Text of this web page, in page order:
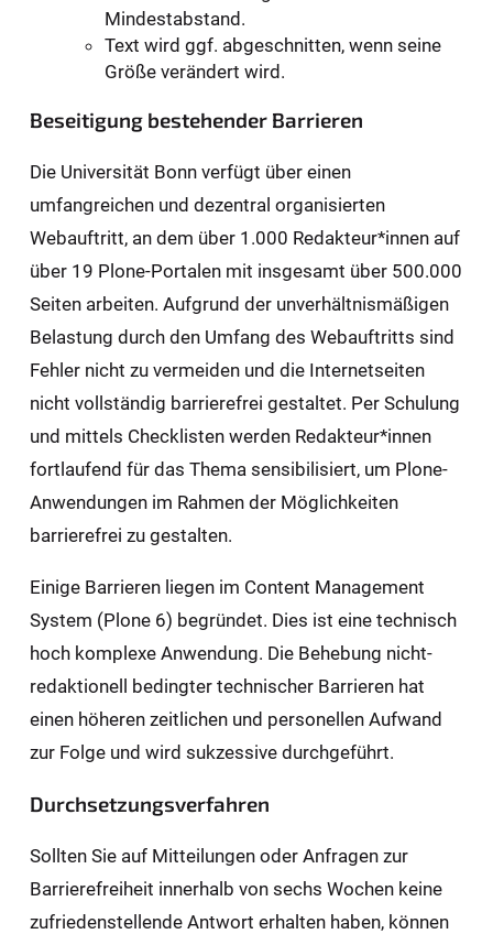
Mindestabstand.
Text wird ggf. abgeschnitten, wenn seine
Größe verändert wird.
Beseitigung bestehender Barrieren
Die Universität Bonn verfügt über einen
umfangreichen und dezentral organisierten
Webauftritt, an dem über 1.000 Redakteur*innen auf
über 19 Plone-Portalen mit insgesamt über 500.000
Seiten arbeiten. Aufgrund der unverhältnismäßigen
Belastung durch den Umfang des Webauftritts sind
Fehler nicht zu vermeiden und die Internetseiten
nicht vollständig barrierefrei gestaltet. Per Schulung
und mittels Checklisten werden Redakteur*innen
fortlaufend für das Thema sensibilisiert, um Plone-
Anwendungen im Rahmen der Möglichkeiten
barrierefrei zu gestalten.
Einige Barrieren liegen im Content Management
System (Plone 6) begründet. Dies ist eine technisch
hoch komplexe Anwendung. Die Behebung nicht-
redaktionell bedingter technischer Barrieren hat
einen höheren zeitlichen und personellen Aufwand
zur Folge und wird sukzessive durchgeführt.
Durchsetzungsverfahren
Sollten Sie auf Mitteilungen oder Anfragen zur
Barrierefreiheit innerhalb von sechs Wochen keine
zufriedenstellende Antwort erhalten haben, können